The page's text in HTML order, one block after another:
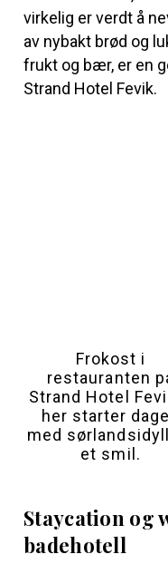
virkelig er verdt å
av nybakt brød og
frukt og bær, er en
Strand Hotel Fevik.
Frokost i
restauranten
Strand Hotel
her starter
med
et smil.
Staycation og
badehotell